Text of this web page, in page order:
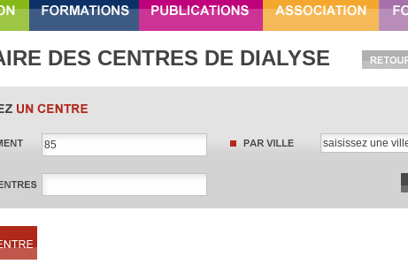
DES CENTRES DE DIALYSE